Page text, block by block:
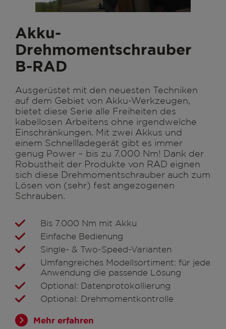
Akku-
Drehmomentschrauber
B-RAD
Ausgerüstet mit den neuesten Techniken
auf dem Gebiet von Akku-Werkzeugen,
bietet diese Serie alle Freiheiten des
kabellosen Arbeitens ohne irgendwelche
Einschränkungen. Mit zwei Akkus und
einem Schnellladegerät gibt es immer
genug Power – bis zu 7.000 Nm! Dank der
Robustheit der Produkte von RAD eignen
sich diese Drehmomentschrauber auch zum
Lösen von (sehr) fest angezogenen
Schrauben.
Bis 7.000 Nm mit Akku
Einfache Bedienung
Single- & Two-Speed-Varianten
Umfangreiches Modellsortiment: für jede
Anwendung die passende Lösung
Optional: Datenprotokollierung
Optional: Drehmomentkontrolle
Mehr erfahren